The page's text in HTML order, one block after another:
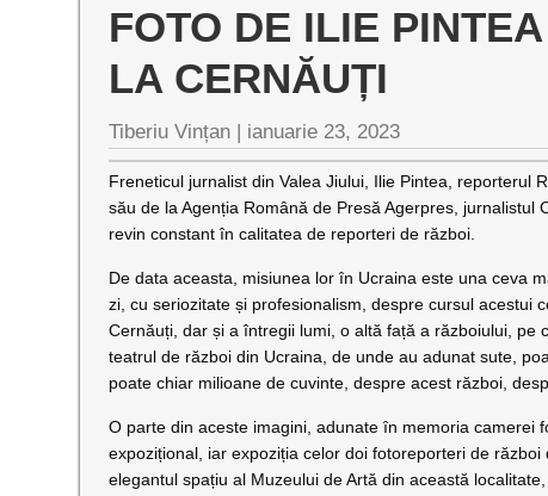
FOTO DE ILIE
LA CERNĂUȚI
Tiberiu Vințan | ianuarie 23, 2023
Freneticul jurnalist din Valea Jiului, Ilie Pintea, reporterul
său de la Agenția Română de Presă Agerpres,
revin constant în calitatea de reporteri de război.
De data aceasta, misiunea lor în Ucraina este una ceva
zi, cu seriozitate și profesionalism, despre cursul acestui
Cernăuți, dar și a întregii lumi, o altă față a războiului,
teatrul de război din Ucraina, de unde au adunat sute,
poate chiar milioane de cuvinte, despre acest război,
O parte din aceste imagini, adunate în memoria camerei
expozițional, iar expoziția celor doi fotoreporteri de
elegantul spațiu al Muzeului de Artă din această